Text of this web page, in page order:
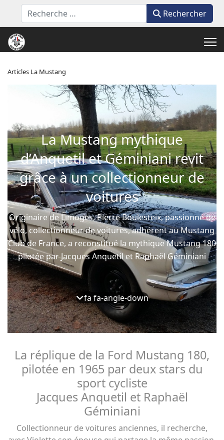
Rechercher Rechercher
Articles La Mustang
La Mustang mythique
d’Anquetil et Géminiani revit
grâce à un collectionneur de
voitures
Originaire de Limoges, Pierre Boulesteix, passionné de
vélo, collectionneur de voitures, adhérent au Mustang
Club de France, a reconstitué la mythique Mustang 180
pilotée par Jacques Anquetil et Raphaël Géminiani
fa fa-angle-down
La réplique de la Ford Mustang 180,
pilotée en 1965 par deux stars du
sport cycliste
Jacques Anquetil et Raphaël
Géminiani
Collectionneur de voitures anciennes, il recherche,